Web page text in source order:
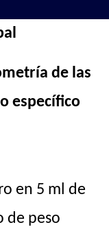
de las
específico
en 5 ml de
de peso